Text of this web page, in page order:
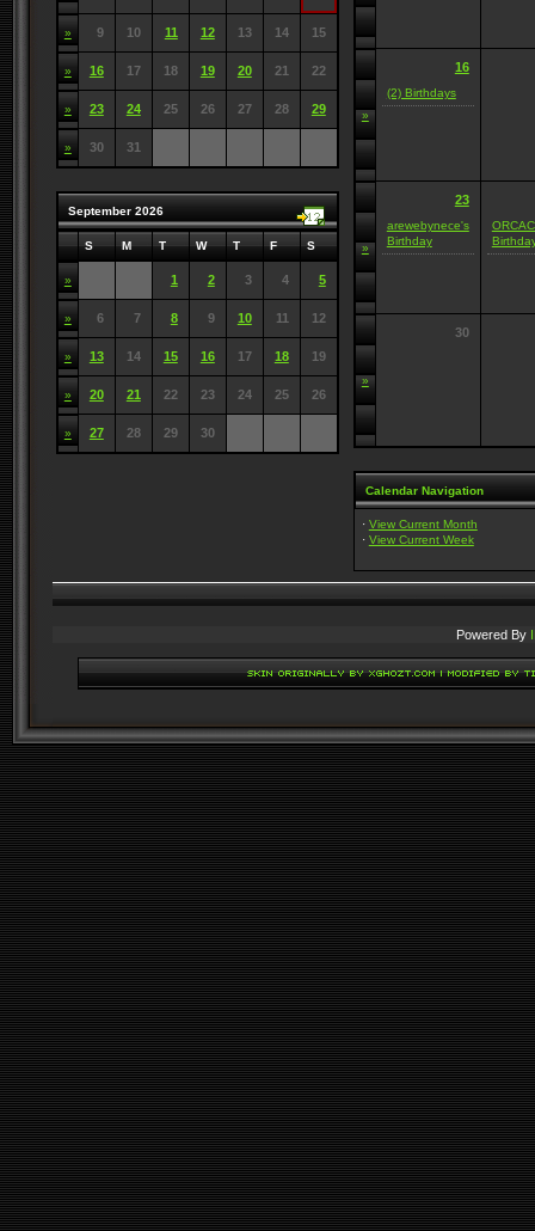
» 9 10 11 12 13 14 15
» 16 17 18 19 20 21 22
» 23 24 25 26 27 28 29
» 30 31
September 2026
S M T W T F S
» 1 2 3 4 5
» 6 7 8 9 10 11 12
» 13 14 15 16 17 18 19
» 20 21 22 23 24 25 26
» 27 28 29 30
»
16
(2) Birthdays
»
23
arewebynece's
Birthday
»
30
Calendar Navigation
· View Current Month
· View Current Week
Powered By